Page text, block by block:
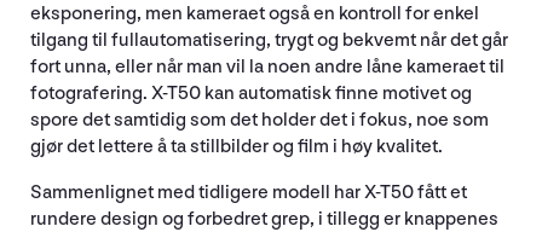
eksponering, men kameraet også en kontroll for enkel
tilgang til fullautomatisering, trygt og bekvemt når det går
fort unna, eller når man vil la noen andre låne kameraet til
fotografering. X-T50 kan automatisk finne motivet og
spore det samtidig som det holder det i fokus, noe som
gjør det lettere å ta stillbilder og film i høy kvalitet.
Sammenlignet med tidligere modell har X-T50 fått et
rundere design og forbedret grep, i tillegg er knappenes